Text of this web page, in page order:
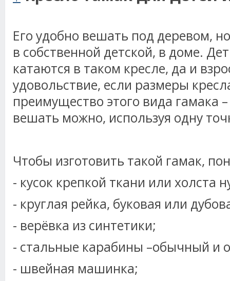
Его удобно вешать под деревом,
в собственной детской, в доме.
катаются в таком кресле, да и
удовольствие, если размеры
преимущество этого вида гамака
вешать можно, используя одну
Чтобы изготовить такой гамак,
- кусок крепкой ткани или холста
- круглая рейка, буковая или
- верёвка из синтетики;
- стальные карабины –обычный и
- швейная машинка;